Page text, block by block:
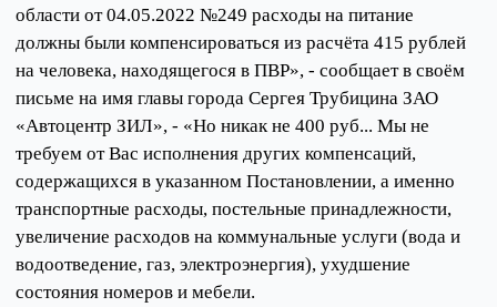
области от 04.05.2022 №249 расходы на питание
должны были компенсироваться из расчёта 415 рублей
на человека, находящегося в ПВР», - сообщает в своём
письме на имя главы города Сергея Трубицина ЗАО
«Автоцентр ЗИЛ», - «Но никак не 400 руб... Мы не
требуем от Вас исполнения других компенсаций,
содержащихся в указанном Постановлении, а именно
транспортные расходы, постельные принадлежности,
увеличение расходов на коммунальные услуги (вода и
водоотведение, газ, электроэнергия), ухудшение
состояния номеров и мебели.